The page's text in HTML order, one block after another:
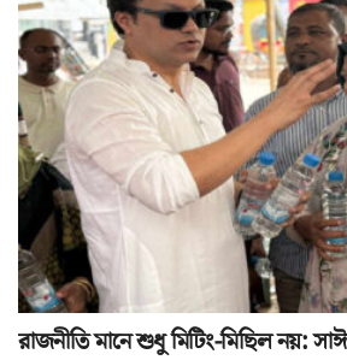
রাজনীতি মানে শুধু মিটিং-মিছিল নয়: